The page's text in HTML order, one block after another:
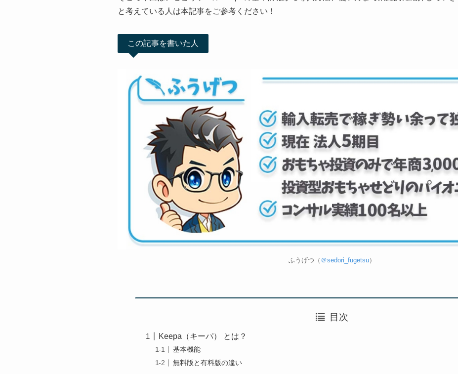
と考えている人は本記事をご参考ください！
この記事を書いた人
ふうげつ（ ＠sedori_fugetsu）
目次
Keepa（キーパ） とは？
基本機能
無料版と有料版の違い